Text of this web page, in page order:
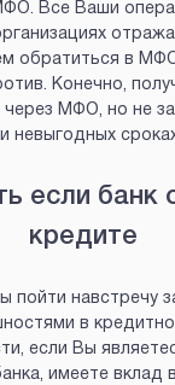
Все Ваши
обратиться в
Конечно,
МФО, но не
невыгодных
если банк
кредите
пойти навстречу
в
если Вы
имеете вклад